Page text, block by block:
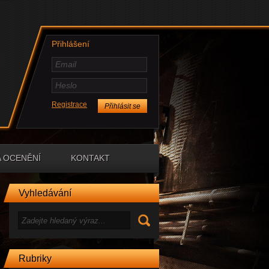
Přihlášení
Registrace
OCENĚNÍ KONTAKT
Vyhledávání
Rubriky
12.9. 14:54
Timi
už opraveno:)
1.11. 19:01
Timi
Aslain's ho nemá tak ho můžeš
aktualizovat
21.1. 8:13
Vosa
Zdravím,chtěl bych se zeptat jestli je ten
případě do hry ? Zkoušel jsem
aslain,ale měl jsem pak spoustu změn
mark mod…diky
22.1. 12:33
Administrátor
Co přesně myslíš? jak ti to ukazuje kolik